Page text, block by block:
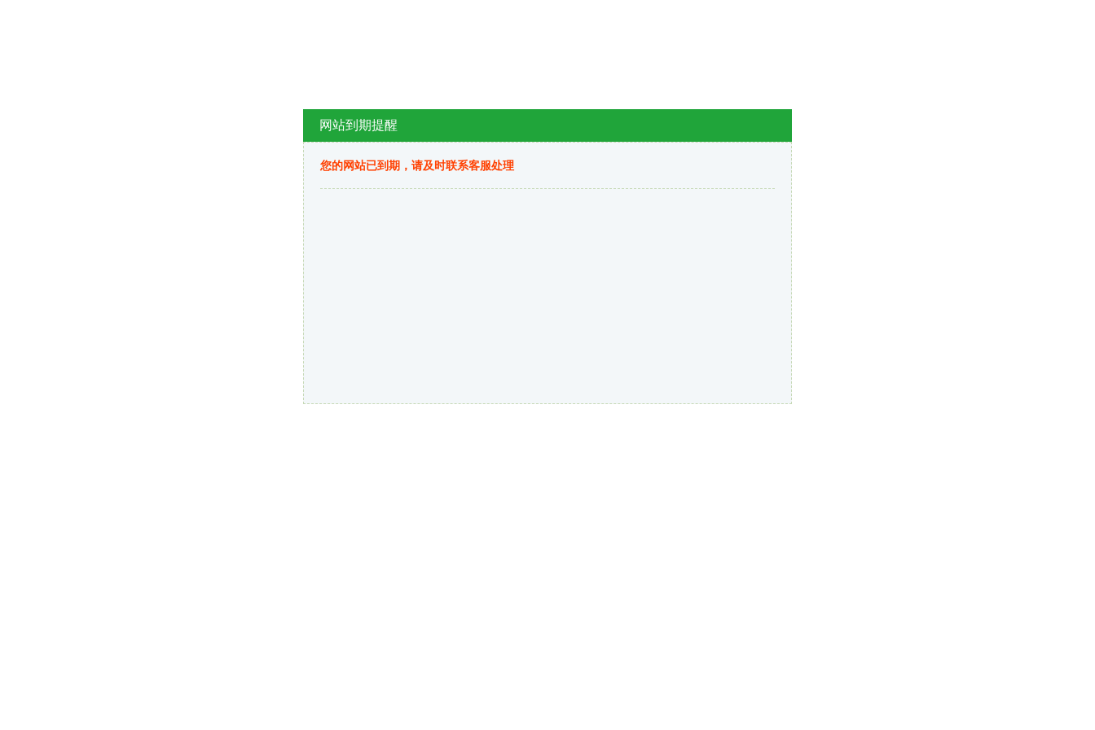
网站到期提醒
您的网站已到期，请及时联系客服处理